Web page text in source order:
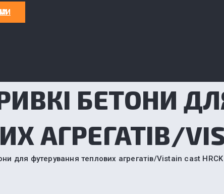
БЕТОНИ
АГРЕГАТІВ/
для футерування теплових агрегатів/Vistain cast